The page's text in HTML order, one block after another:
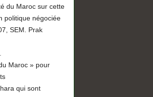
du Maroc sur cette
politique négociée
SEM. Prak
Maroc » pour
qui sont